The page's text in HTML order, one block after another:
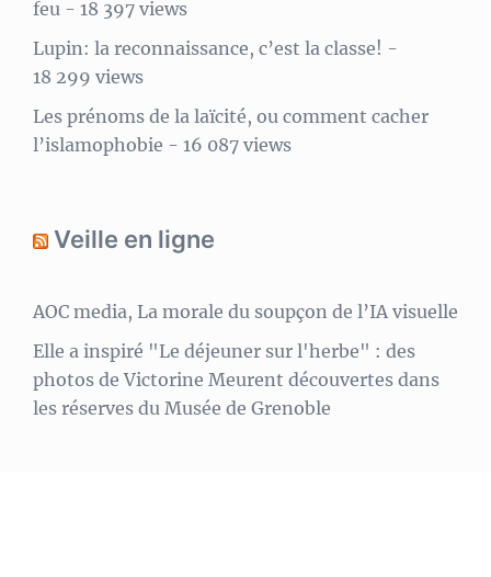
feu - 18 397 views
Lupin: la reconnaissance, c’est la classe! -
18 299 views
Les prénoms de la laïcité, ou comment cacher
l’islamophobie - 16 087 views
Veille en ligne
AOC media, La morale du soupçon de l’IA visuelle
Elle a inspiré "Le déjeuner sur l'herbe" : des
photos de Victorine Meurent découvertes dans
les réserves du Musée de Grenoble